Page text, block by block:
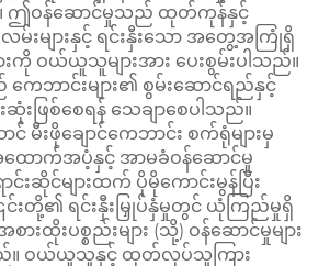
ဤဝန်ဆောင်မှုသည် ထုတ်ကုန်နှင့်
များနှင့် ရင်းနှီးသော အတွေ့အကြုံရှိ
ဝယ်ယူသူများအား ပေးစွမ်းပါသည်။
ေဘာင်းများ၏ စွမ်းဆောင်ရည်နှင့်
ဖြစ်စေရန် သေချာစေပါသည်။
မီးဖိုချောင်ကေဘာင်း စက်ရုံများမှ
ောက်အပံ့နှင့် အာမခံဝန်ဆောင်မှု
င်းဆိုင်များထက် ပိုမိုကောင်းမွန်ပြီး
င်းတို့၏ ရင်းနှီးမြှုပ်နှံမှုတွင် ယုံကြည်မှုရှိ
ားထိုးပစ္စည်းများ (သို့) ဝန်ဆောင်မှုများ
။ ဝယ်ယူသူနှင့် ထုတ်လုပ်သူကြား